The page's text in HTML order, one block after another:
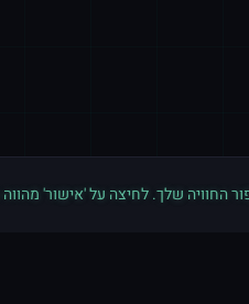
החוויה שלך. לחיצה על 'אישור'